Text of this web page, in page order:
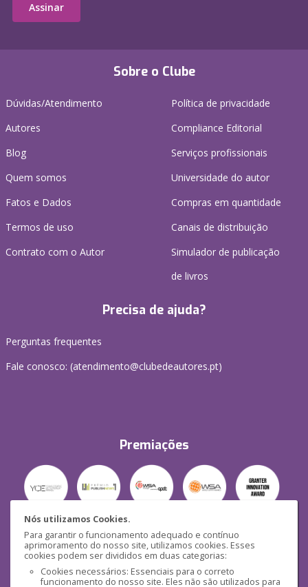
Nós utilizamos Cookies.
Para garantir o funcionamento adequado e contínuo
aprimoramento do nosso site, utilizamos cookies. Esses
cookies podem ser divididos em duas categorias:
Cookies necessários: Essenciais para o correto
funcionamento do nosso site. Eles não são utilizados para
Sobre o Clube
Dúvidas/Atendimento
Autores
Blog
Quem somos
Fatos e Dados
Termos de uso
Contrato com o Autor
Política de privacidade
Compliance Editorial
Serviços profissionais
Universidade do autor
Compras em quantidade
Canais de distribuição
Simulador de publicação
de livros
Precisa de ajuda?
Perguntas frequentes
Fale conosco: (atendimento@clubedeautores.pt)
Premiações
Segurança
Assinar